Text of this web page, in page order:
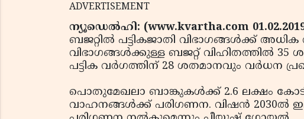
ADVERTISEMENT
ന്യൂഡെല്‍ഹി: (www.kvartha.com
ബജറ്റില്‍ പട്ടികജാതി വിഭാഗങ്ങള്‍ക്ക് അധിക
വിഭാഗങ്ങള്‍ക്കുള്ള ബജറ്റ് വിഹിതത്തില്‍ 35
പട്ടിക വര്‍ഗത്തിന് 28 ശതമാനവും വര്‍ധന
പൊതുമേഖലാ ബാങ്കുകള്‍ക്ക് 2.6 ലക്ഷം കോടി
വാഹനങ്ങള്‍ക്ക് പരിഗണന. വിഷന്‍ 2030ല്‍